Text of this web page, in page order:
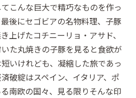
こんな巨大で精巧なものを作っ
後にセゴビアの名物料理、子豚
上げたコチニーリョ・アサド、
た丸焼きの子豚を見ると食欲が
いけれども、凝縮した旅であっ
破綻はスペイン、イタリア、ポ
南欧の国々、見る限りそんな印